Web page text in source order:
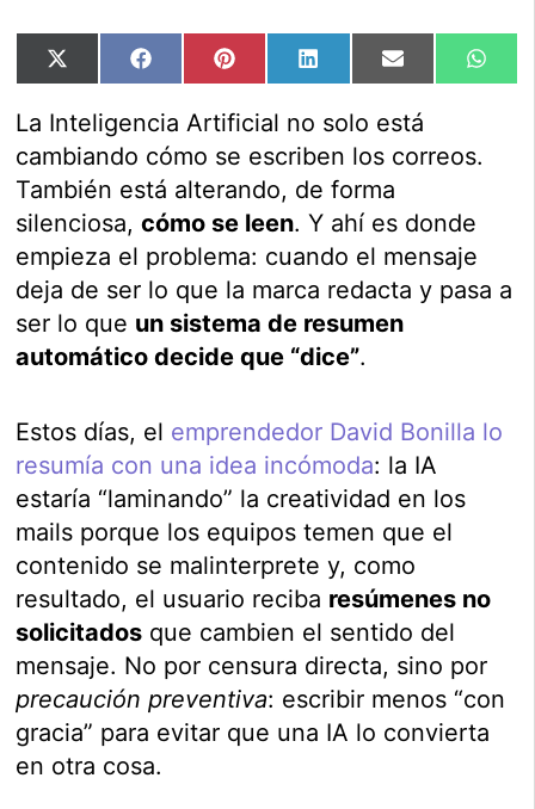
Compartir
en
X
Compartir
en
FacebookCompartir
en
PinterestCompartir
en
LinkedInCompartir
en
Email
en
La Inteligencia Artificial no solo está
cambiando cómo se escriben los correos.
También está alterando, de forma
silenciosa,cómo se leen. Y ahí es donde
empieza el problema: cuando el mensaje
deja de ser lo que la marca redacta y pasa a
ser lo que un sistema de resumen
automático decide que “dice”.
Estos días, el emprendedor David Bonilla lo
resumía con una idea incómoda: la IA
estaría “laminando” la creatividad en los
mails porque los equipos temen que el
contenido se malinterprete y, como
resultado, el usuario reciba resúmenes no
solicitados que cambien el sentido del
mensaje. No por censura directa, sino por
precaución preventiva: escribir menos “con
gracia” para evitar que una IA lo convierta
en otra cosa.